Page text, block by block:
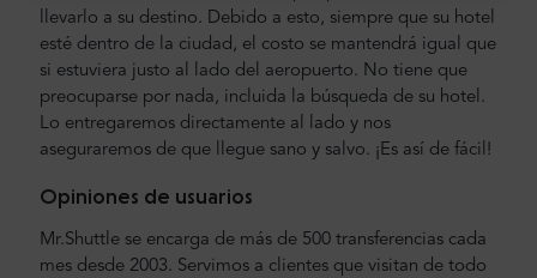
llevarlo a su destino. Debido a esto, siempre que su hotel
esté dentro de la ciudad, el costo se mantendrá igual que
si estuviera justo al lado del aeropuerto. No tiene que
preocuparse por nada, incluida la búsqueda de su hotel.
Lo entregaremos directamente al lado y nos
aseguraremos de que llegue sano y salvo. ¡Es así de fácil!
Opiniones de usuarios
Mr.Shuttle se encarga de más de 500 transferencias cada
mes desde 2003. Servimos a clientes que visitan de todo